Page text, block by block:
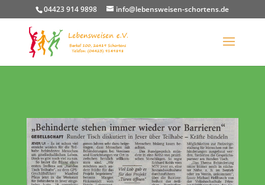
04423 914 9898 info@lebensweisen-schortens.de